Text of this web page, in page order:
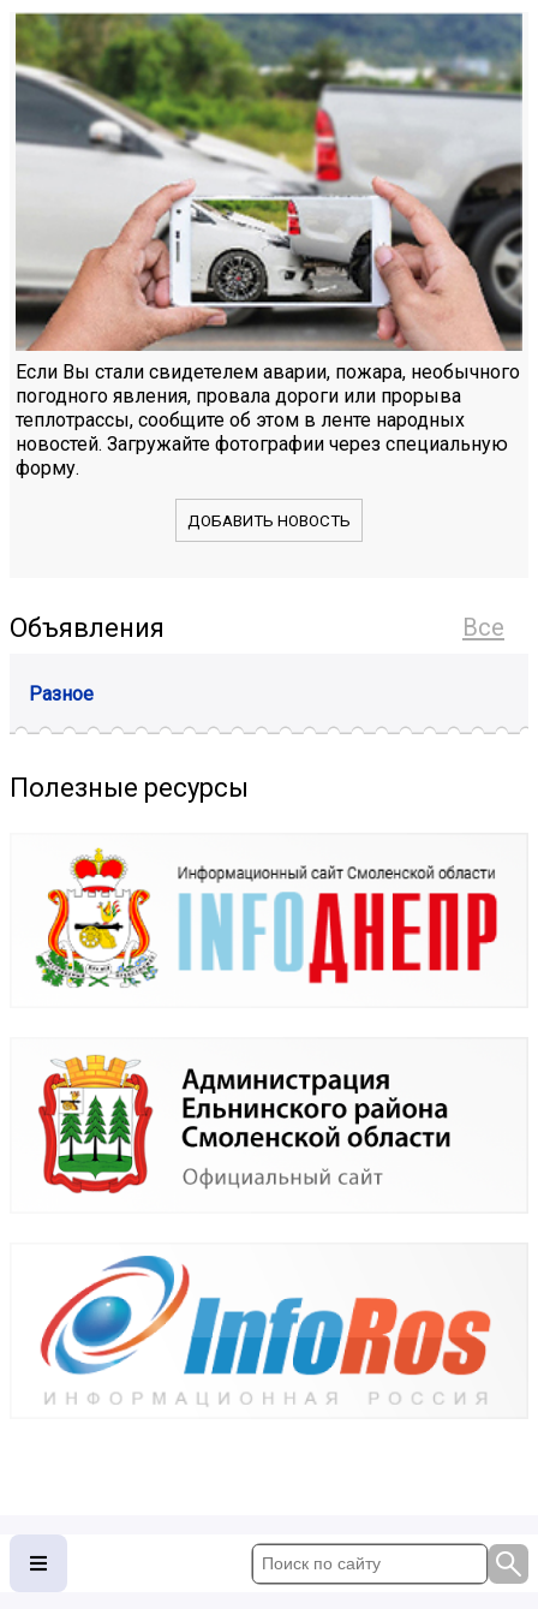
Если Вы стали свидетелем аварии, пожара, необычного
погодного явления, провала дороги или прорыва
теплотрассы, сообщите об этом в ленте народных
новостей. Загружайте фотографии через специальную
форму.
ДОБАВИТЬ НОВОСТЬ
Все
Объявления
Разное
Полезные ресурсы